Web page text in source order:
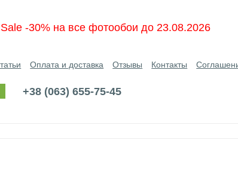
Sale -30% на все фотообои до 23.08.2026
Оплата и доставка Отзывы Контакты
+38 (063) 655-75-45